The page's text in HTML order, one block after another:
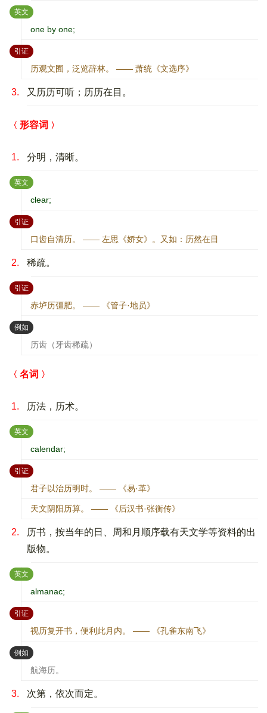
英文 ：
one by one;
引证：
历观文囿，泛览辞林。 —— 萧统《文选序》
3. 又历历可听；历历在目。
形容词
1. 分明，清晰。
英文 ：
clear;
引证：
口齿自清历。 —— 左思《娇女》。又如：历然在目
2. 稀疏。
引证：
赤垆历彊肥。 —— 《管子·地员》
例如 ：
历齿（牙齿稀疏）
名词
1. 历法，历术。
英文 ：
calendar;
引证：
君子以治历明时。 —— 《易·革》
天文阴阳历算。 —— 《后汉书·张衡传》
2.
历书，按当年的日、周和月顺序载有天文学等资料的出
版物。
英文 ：
almanac;
引证：
视历复开书，便利此月内。 —— 《孔雀东南飞》
例如 ：
航海历。
3. 次第，依次而定。